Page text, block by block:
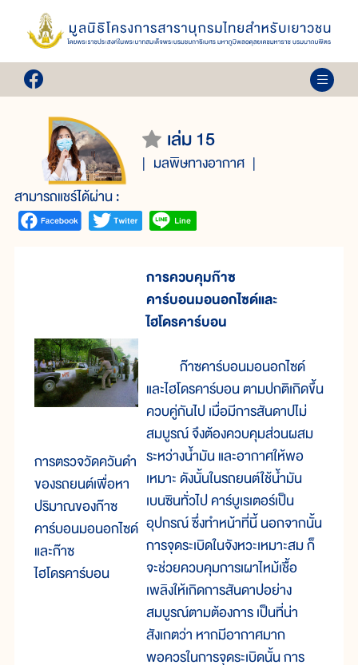
เล่ม 15
มลพิษทางอากาศ
สามารถแชร์ได้ผ่าน :
การตรวจวัดควันดำ
ของรถยนต์เพื่อหา
ปริมาณของก๊าซ
คาร์บอนมอนอกไซด์
และก๊าซ
ไฮโดรคาร์บอน
การควบคุมก๊าซ
คาร์บอนมอนอกไซด์และ
ไฮโดรคาร์บอน
ก๊าซคาร์บอนมอนอกไซด์
และไฮโดรคาร์บอน ตามปกติเกิดขึ้น
ควบคู่กันไป เมื่อมีการสันดาปไม่
สมบูรณ์ จึงต้องควบคุมส่วนผสม
ระหว่างน้ำมัน และอากาศให้พอ
เหมาะ ดังนั้นในรถยนต์ใช้น้ำมัน
เบนซินทั่วไป คาร์บูเรเตอร์เป็น
อุปกรณ์ ซึ่งทำหน้าที่นี้ นอกจากนั้น
การจุดระเบิดในจังหวะเหมาะสม ก็
จะช่วยควบคุมการเผาไหม้เชื้อ
เพลิงให้เกิดการสันดาปอย่าง
สมบูรณ์ตามต้องการ เป็นที่น่า
สังเกตว่า หากมีอากาศมาก
พอควรในการจุดระเบิดนั้น การ